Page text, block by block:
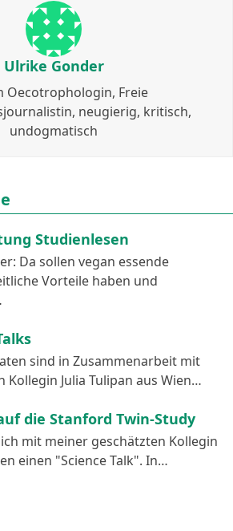
Ulrike Gonder
Oecotrophologin, Freie
neugierig, kritisch,
undogmatisch
Studienlesen
Da sollen vegan essende
Vorteile haben und
sind in Zusammenarbeit mit
Kollegin Julia Tulipan aus Wien…
die Stanford Twin-Study
mit meiner geschätzten Kollegin
einen "Science Talk". In…